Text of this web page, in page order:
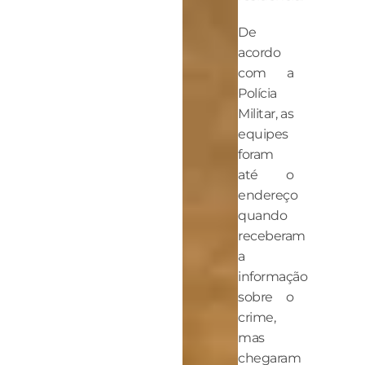
De
acordo
com a
Polícia
Militar, as
equipes
foram
até o
endereço
quando
receberam
a
informação
sobre o
crime,
mas
chegaram